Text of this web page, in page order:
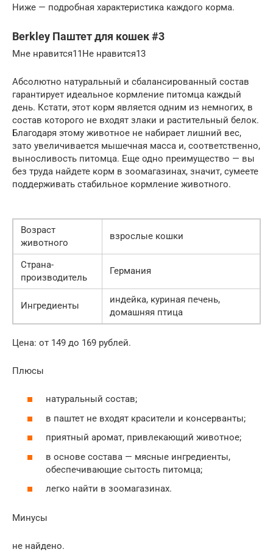
Ниже — подробная характеристика каждого корма.
Berkley Паштет для кошек #3
Мне нравится11Не нравится13
Абсолютно натуральный и сбалансированный состав
гарантирует идеальное кормление питомца каждый
день. Кстати, этот корм является одним из немногих, в
состав которого не входят злаки и растительный белок.
Благодаря этому животное не набирает лишний вес,
зато увеличивается мышечная масса и, соответственно,
выносливость питомца. Еще одно преимущество — вы
без труда найдете корм в зоомагазинах, значит, сумеете
поддерживать стабильное кормление животного.
Возраст
животного
взрослые кошки
Страна-
производитель
Германия
Ингредиенты
индейка, куриная печень,
домашняя птица
Цена: от 149 до 169 рублей.
Плюсы
натуральный состав;
в паштет не входят красители и консерванты;
приятный аромат, привлекающий животное;
в основе состава — мясные ингредиенты,
обеспечивающие сытость питомца;
легко найти в зоомагазинах.
Минусы
не найдено.